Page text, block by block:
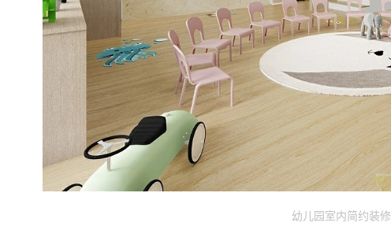
幼儿园室内简约装